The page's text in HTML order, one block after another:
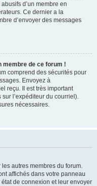
d’un membre en
Ce dernier a la
d’envoyer des messages
membre de ce forum !
comprend des sécurités pour
Envoyez à
reçu. Il est très important
sur l’expéditeur du courriel).
nécessaires.
autres membres du forum.
affichés dans votre panneau
de connexion et leur envoyer